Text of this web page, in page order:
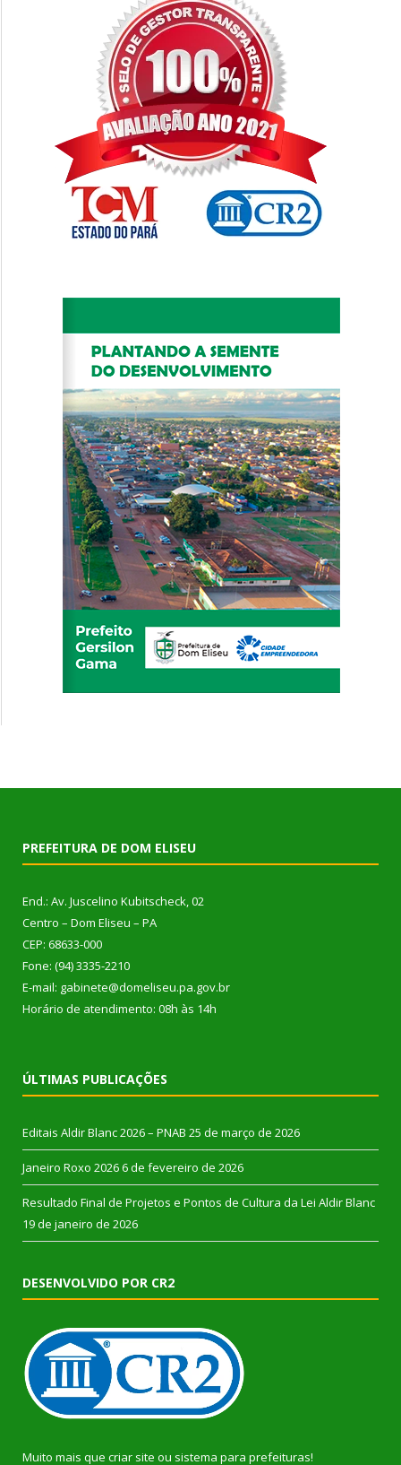
PREFEITURA DE DOM ELISEU
End.: Av. Juscelino Kubitscheck, 02
Centro – Dom Eliseu – PA
CEP: 68633-000
Fone: (94) 3335-2210
E-mail: gabinete@domeliseu.pa.gov.br
Horário de atendimento: 08h às 14h
ÚLTIMAS PUBLICAÇÕES
Editais Aldir Blanc 2026 – PNAB 25 de março de 2026
Janeiro Roxo 2026 6 de fevereiro de 2026
Resultado Final de Projetos e Pontos de Cultura da Lei Aldir Blanc
19 de janeiro de 2026
DESENVOLVIDO POR CR2
Muito mais que criar site ou sistema para prefeituras!